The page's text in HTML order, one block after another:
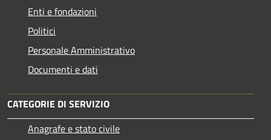
Enti e fondazioni
Politici
Personale Amministrativo
Documenti e dati
CATEGORIE DI SERVIZIO
Anagrafe e stato civile